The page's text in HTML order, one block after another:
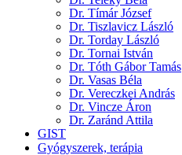
Dr. Tímár József
Dr. Tiszlavicz László
Dr. Torday László
Dr. Tornai István
Dr. Tóth Gábor Tamás
Dr. Vasas Béla
Dr. Vereczkei András
Dr. Vincze Áron
Dr. Zaránd Attila
GIST
Gyógyszerek, terápia